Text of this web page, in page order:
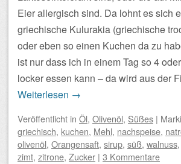
Eier allergisch sind. Da lohnt es sich
griechische Kulurakia (griechische
oder eben so einen Kuchen da zu
ist nur dass ich in einem Tag so 4
locker essen kann – da wird aus der
Weiterlesen →
Veröffentlicht in Öl, Olivenöl, Süßes |
griechisch, kuchen, Mehl, nachspeise,
olivenöl, Orangensaft, sirup, süß, walnuss,
zimt, zitrone, Zucker | 3 Kommentare